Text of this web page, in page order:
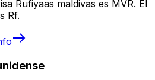
Rufiyaas maldivas es MVR. El
Rf.